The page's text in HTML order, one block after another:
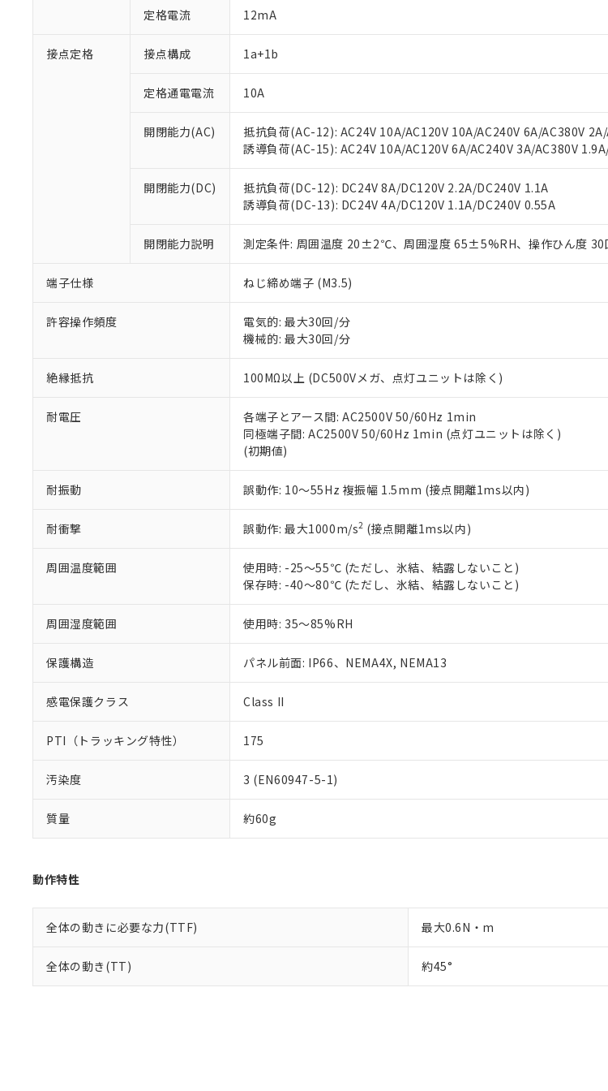
定格電流 12mA
接点定格 接点構成 1a+1b
定格通電電流 10A
開閉能力(AC)
抵抗負荷(AC-12): AC24V 10A/AC120V 10A/AC240V 6A/AC380V
誘導負荷(AC-15): AC24V 10A/AC120V 6A/AC240V 3A/AC380V
開閉能力(DC)
抵抗負荷(DC-12): DC24V 8A/DC120V 2.2A/DC240V 1.1A
誘導負荷(DC-13): DC24V 4A/DC120V 1.1A/DC240V 0.55A
開閉能力説明 測定条件: 周囲温度 20±2℃、周囲湿度 65±5%RH、操作ひん度
端子仕様 ねじ締め端子 (M3.5)
許容操作頻度
電気的: 最大30回/分
機械的: 最大30回/分
絶縁抵抗 100MΩ以上 (DC500Vメガ、点灯ユニットは除く)
耐電圧
各端子とアース間: AC2500V 50/60Hz 1min
同極端子間: AC2500V 50/60Hz 1min (点灯ユニットは除く)
(初期値)
耐振動 誤動作: 10～55Hz 複振幅 1.5mm (接点開離1ms以内)
耐衝撃 誤動作: 最大1000m/s2 (接点開離1ms以内)
周囲温度範囲
使用時: -25～55℃ (ただし、氷結、結露しないこと)
保存時: -40～80℃ (ただし、氷結、結露しないこと)
周囲湿度範囲 使用時: 35～85%RH
保護構造 パネル前面: IP66、NEMA4X, NEMA13
感電保護クラス Class II
PTI（トラッキング特性） 175
汚染度 3 (EN60947-5-1)
質量 約60g
動作特性
全体の動きに必要な力(TTF) 最大0.6N・m
全体の動き(TT) 約45°
ご利用条件
以下の条件をお読みいただき、同意のうえご利用ください。
本サービスは、当社制御機器事業取扱商品の当社在庫状況
くものです。
当社制御機器事業取扱商品の中には、本サービスの対象外
在庫状況および標準価格照会結果は、記載している更新日
のであり、閲覧された時点での実際の在庫および標準価格
い。
正式な納期状況および標準価格はお客様のお取引先、また
当社販売員にご相談ください。
オムロン制御機器販売店や当社販売拠点は「販売ネットワ
在庫状況および標準価格結果を当社の事前の承諾なく第三
す。
ている必要があります。
お客様が当ウェブサイト上で当社にご登録された部品リス
が、当社の製品・サービスに関するお客様との取引・商談
さい。
※当社の共同利用者とは、"個人情報の共同利用に関して"
いる法人を指します。
対応予定なし：EU RoHS指令（10物質）の非含有に非対応の商
調査・確認中：EU RoHS指令（10物質）の非含有の対応状況を
非該当品：ライセンス料など無形物で、有害物質有無と関係のな
仕入先様の事情により、非含有部品としていたものが、含有品と
があります。
鉛(Pb) 1000ppm以下、 水銀(Hg) 1000ppm以下、 カドミウム(Cd) 100ppm以下、
六価クロム(Cr(Ⅵ)) 1000ppm以下、ポリ臭化ビフェニル類(PBB) 1000ppm以下、ポ
フタル酸ビス(2-エチルヘキシル) (DEHP)(別名：DOP) 1000ppm以下、フタル酸ブ
ル（DBP） 1000ppm以下、フタル酸ジイソブチル (DIBP) 1000ppm以下
但し、RoHS指令で産業用監視および制御機器に対する適用除外項目は除く。
フタル酸エステル類の４物質については閾値を超える意図的な使用がないことを確
※2 対応予定月
部品在庫の切り替え状況などにより、予定月が前後することがあ
※3 非含有証明書ダウンロード
下記の非含有証明書をダウンロードすることができます。
EU RoHS指令（10物質）の非含有証明書
51物質の非含有証明書（当社基準）
※本証明書は発行日時点で非含有を証明するもので、過去に遡っ
また、RoHS指令のフタル酸エステル類４物質の対応では、対
混在することから備考欄に対応日を記載しておりました。
既に当社にて対応品への在庫切替を完了していることから、特
「○」：最大均質材料含有率が中国RoHSの基準値以下であるこ
「×」：最大均質材料含有率が中国RoHSの基準値を超えている
「－」：未確認です。当社販売部門へお問い合わせください。
*中国RoHS10物質の基準値 (GB/T26572)：
Pb(鉛) :1000ppm、 Hg(水銀) : 1000ppm、 Cd(カドミウム) : 100ppm、
Cr(Ⅵ)(六価クロム) : 1000ppm、 PBBs(ポリ臭化ビフェニル類) : 1000ppm、
DBP(フタル酸ジブチル) : 1000ppm、 DIBP(フタル酸ジイソブチル) : 1000ppm、
※2 環境保護使用期限
「ｅ」：有害物質（10物質）のすべてが基準値以下であること
「10」：通常の使用状況下において有害物質が外部に漏えいし
味します。
「－」：未確認です。当社販売部門へお問い合わせください。
当社は、これら貴社製品のうち、外国為替および外国貿易
う）を輸出または国外への提供する場合は、日本国政府の
などの必要な手続きをとります。
ます。
当社は貴社製品を、核兵器、ミサイル、化学兵器、生物兵
置等に一切使用いたしません。
当社は、貴社製品を第三者に販売する場合は、上記1、2お
また当社は、販売先および販売に係わる関係者が違法に輸
たしません。
記
号
説明
○ 一定数以上の在庫あり
△ 一定数には満たないが在庫あり
－
在庫なし(最新の在庫状況については、お客様のお取引
機器販売店・当社販売員にご確認ください)
空
白
受注生産機種、また在庫状況の情報を公開していない機